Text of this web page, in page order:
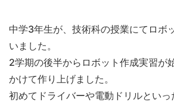
中学3年生が、技術科の授業にてロボ
いました。
2学期の後半からロボット作成実習が
かけて作り上げました。
初めてドライバーや電動ドリルとい